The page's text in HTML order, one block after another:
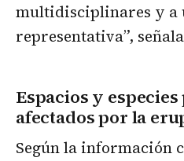
multidisciplinares y a
representativa”,
Espacios y
afectados por la
Según la información